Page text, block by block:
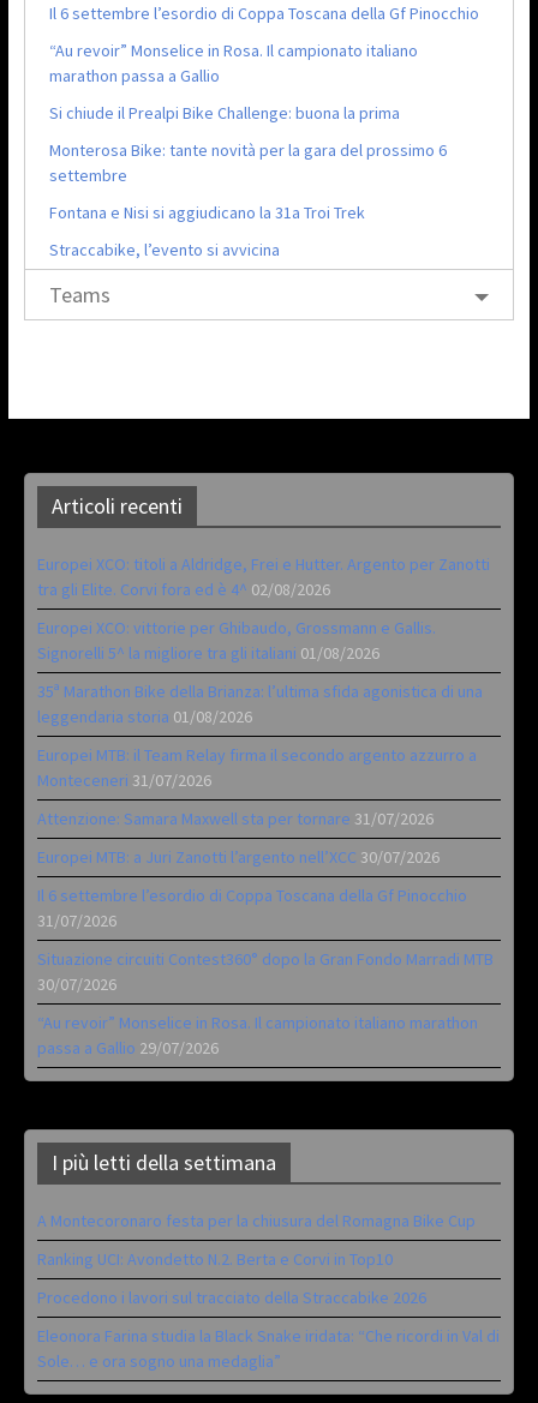
Il 6 settembre l’esordio di Coppa Toscana della Gf Pinocchio
“Au revoir” Monselice in Rosa. Il campionato italiano
marathon passa a Gallio
Si chiude il Prealpi Bike Challenge: buona la prima
Monterosa Bike: tante novità per la gara del prossimo 6
settembre
Fontana e Nisi si aggiudicano la 31a Troi Trek
Straccabike, l’evento si avvicina
Teams
Articoli recenti
Europei XCO: titoli a Aldridge, Frei e Hutter. Argento per Zanotti
tra gli Elite. Corvi fora ed è 4^ 02/08/2026
Europei XCO: vittorie per Ghibaudo, Grossmann e Gallis.
Signorelli 5^ la migliore tra gli italiani 01/08/2026
35ª Marathon Bike della Brianza: l’ultima sfida agonistica di una
leggendaria storia 01/08/2026
Europei MTB: il Team Relay firma il secondo argento azzurro a
Monteceneri 31/07/2026
Attenzione: Samara Maxwell sta per tornare 31/07/2026
Europei MTB: a Juri Zanotti l’argento nell’XCC 30/07/2026
Il 6 settembre l’esordio di Coppa Toscana della Gf Pinocchio
31/07/2026
Situazione circuiti Contest360° dopo la Gran Fondo Marradi MTB
30/07/2026
“Au revoir” Monselice in Rosa. Il campionato italiano marathon
passa a Gallio 29/07/2026
I più letti della settimana
A Montecoronaro festa per la chiusura del Romagna Bike Cup
Ranking UCI: Avondetto N.2. Berta e Corvi in Top10
Procedono i lavori sul tracciato della Straccabike 2026
Eleonora Farina studia la Black Snake iridata: “Che ricordi in Val di
Sole… e ora sogno una medaglia”